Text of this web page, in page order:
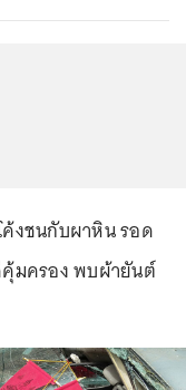
งชนกับผาหิน รอด
มครอง พบผ้ายันต์